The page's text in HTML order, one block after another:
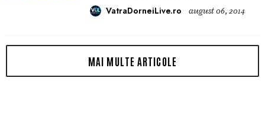
VatraDorneiLive.ro august 06, 2014